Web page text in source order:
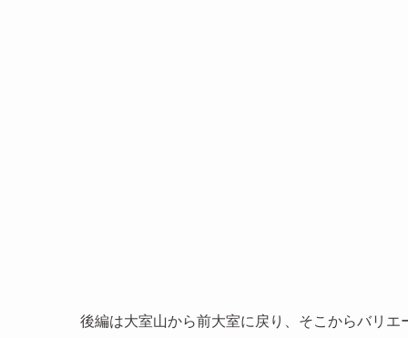
後編は大室山から前大室に戻り、そこからバリ